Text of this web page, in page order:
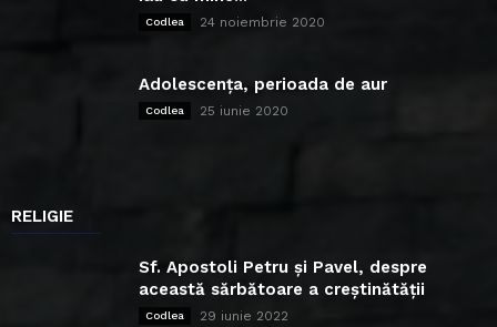
Codlea 24 noiembrie 2020
Adolescența, perioada de aur
Codlea 25 iunie 2020
RELIGIE
Sf. Apostoli Petru și Pavel, despre
această sărbătoare a creștinătății
Codlea 29 iunie 2022